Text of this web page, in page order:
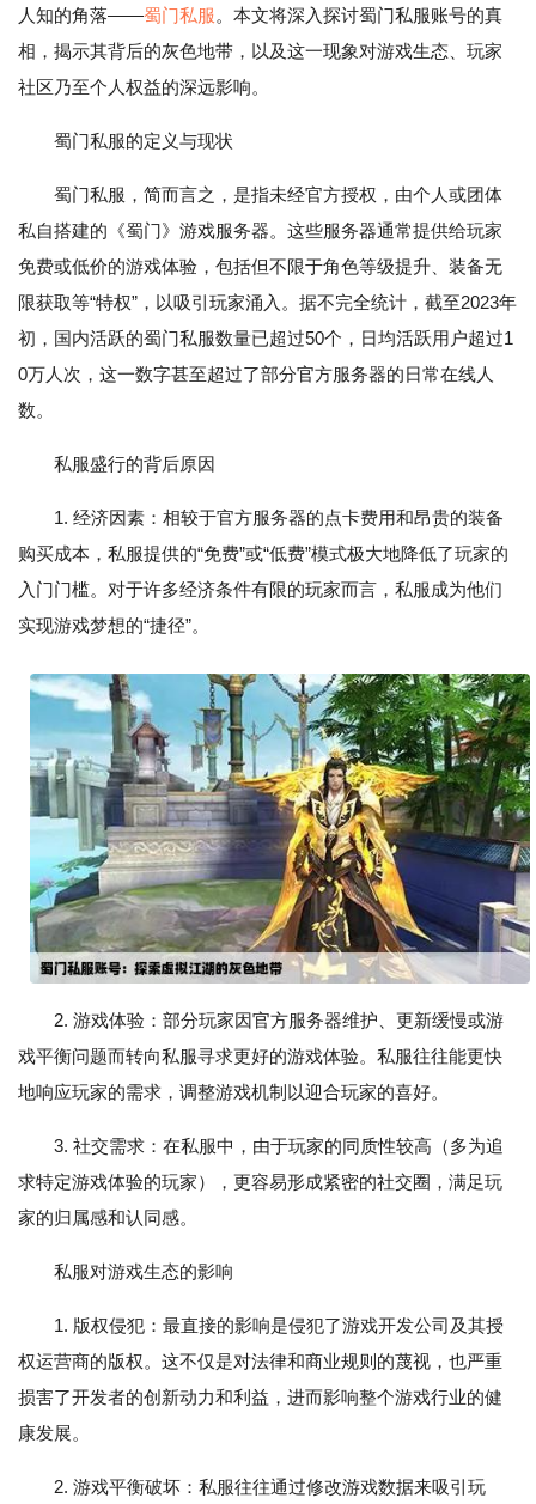
人知的角落——蜀门私服。本文将深入探讨蜀门私服账号的真
相，揭示其背后的灰色地带，以及这一现象对游戏生态、玩家
社区乃至个人权益的深远影响。
蜀门私服的定义与现状
蜀门私服，简而言之，是指未经官方授权，由个人或团体
私自搭建的《蜀门》游戏服务器。这些服务器通常提供给玩家
免费或低价的游戏体验，包括但不限于角色等级提升、装备无
限获取等“特权”，以吸引玩家涌入。据不完全统计，截至2023年
初，国内活跃的蜀门私服数量已超过50个，日均活跃用户超过1
0万人次，这一数字甚至超过了部分官方服务器的日常在线人
数。
私服盛行的背后原因
1. 经济因素：相较于官方服务器的点卡费用和昂贵的装备
购买成本，私服提供的“免费”或“低费”模式极大地降低了玩家的
入门门槛。对于许多经济条件有限的玩家而言，私服成为他们
实现游戏梦想的“捷径”。
2. 游戏体验：部分玩家因官方服务器维护、更新缓慢或游
戏平衡问题而转向私服寻求更好的游戏体验。私服往往能更快
地响应玩家的需求，调整游戏机制以迎合玩家的喜好。
3. 社交需求：在私服中，由于玩家的同质性较高（多为追
求特定游戏体验的玩家），更容易形成紧密的社交圈，满足玩
家的归属感和认同感。
私服对游戏生态的影响
1. 版权侵犯：最直接的影响是侵犯了游戏开发公司及其授
权运营商的版权。这不仅是对法律和商业规则的蔑视，也严重
损害了开发者的创新动力和利益，进而影响整个游戏行业的健
康发展。
2. 游戏平衡破坏：私服往往通过修改游戏数据来吸引玩